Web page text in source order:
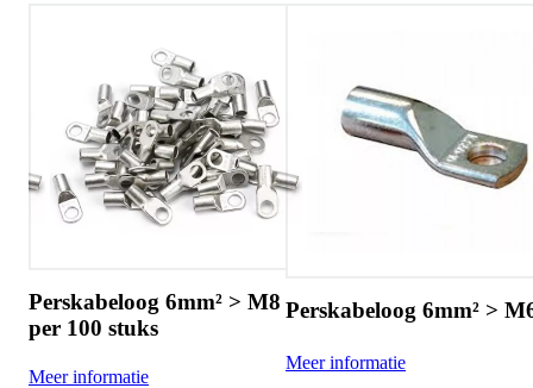
Perskabeloog 6mm² > M8
per 100 stuks
Meer informatie
Perskabeloog 6mm² >
Meer informatie